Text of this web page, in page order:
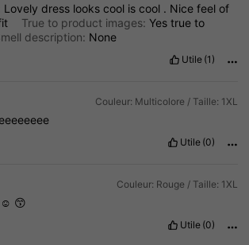
Lovely dress looks cool is cool . Nice feel of
True to product images: Yes true to
description: None
Utile (1)
Couleur: Multicolore / Taille: 1XL
Utile (0)
Couleur: Rouge / Taille: 1XL
☺️ 😙
Utile (0)